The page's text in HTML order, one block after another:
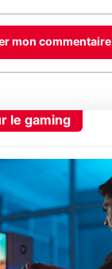
mon commentaire
le gaming